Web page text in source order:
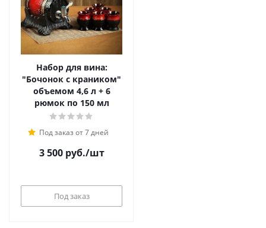
Набор для вина:
"Бочонок с краником"
объемом 4,6 л + 6
рюмок по 150 мл
Под заказ от 7 дней
3 500руб./шт
Под заказ